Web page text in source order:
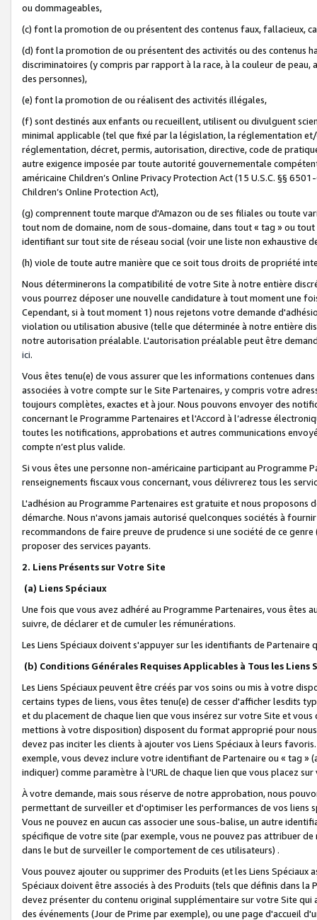
ou dommageables,
(c) font la promotion de ou présentent des contenus faux, fallacieux,
(d) font la promotion de ou présentent des activités ou des contenus
discriminatoires (y compris par rapport à la race, à la couleur de
des personnes),
(e) font la promotion de ou réalisent des activités illégales,
(f) sont destinés aux enfants ou recueillent, utilisent ou divulguent
minimal applicable (tel que fixé par la législation, la réglementation
réglementation, décret, permis, autorisation, directive, code de
autre exigence imposée par toute autorité gouvernementale
américaine Children’s Online Privacy Protection Act (15 U.S.C. §§
Children’s Online Protection Act),
(g) comprennent toute marque d'Amazon ou de ses filiales ou toute
tout nom de domaine, nom de sous-domaine, dans tout « tag » ou
identifiant sur tout site de réseau social (voir une liste non exhaustive
(h) viole de toute autre manière que ce soit tous droits de propriété
Nous déterminerons la compatibilité de votre Site à notre entière
vous pourrez déposer une nouvelle candidature à tout moment une
Cependant, si à tout moment 1) nous rejetons votre demande
violation ou utilisation abusive (telle que déterminée à notre entière
notre autorisation préalable. L'autorisation préalable peut être
ici.
Vous êtes tenu(e) de vous assurer que les informations contenues
associées à votre compte sur le Site Partenaires, y compris votre
toujours complètes, exactes et à jour. Nous pouvons envoyer des
concernant le Programme Partenaires et l'Accord à l’adresse
toutes les notifications, approbations et autres communications
compte n’est plus valide.
Si vous êtes une personne non-américaine participant au
renseignements fiscaux vous concernant, vous délivrerez tous les
L'adhésion au Programme Partenaires est gratuite et nous proposons
démarche. Nous n'avons jamais autorisé quelconques sociétés à
recommandons de faire preuve de prudence si une société de ce
proposer des services payants.
2. Liens Présents sur Votre Site
(a) Liens Spéciaux
Une fois que vous avez adhéré au Programme Partenaires, vous êtes
suivre, de déclarer et de cumuler les rémunérations.
Les Liens Spéciaux doivent s'appuyer sur les identifiants de Partenaire
(b) Conditions Générales Requises Applicables à Tous les Liens
Les Liens Spéciaux peuvent être créés par vos soins ou mis à votre
certains types de liens, vous êtes tenu(e) de cesser d'afficher lesdits
et du placement de chaque lien que vous insérez sur votre Site et
mettions à votre disposition) disposent du format approprié pour
devez pas inciter les clients à ajouter vos Liens Spéciaux à leurs
exemple, vous devez inclure votre identifiant de Partenaire ou « tag
indiquer) comme paramètre à l'URL de chaque lien que vous placez
À votre demande, mais sous réserve de notre approbation, nous
permettant de surveiller et d'optimiser les performances de vos liens
Vous ne pouvez en aucun cas associer une sous-balise, un autre
spécifique de votre site (par exemple, vous ne pouvez pas attribuer
dans le but de surveiller le comportement de ces utilisateurs) .
Vous pouvez ajouter ou supprimer des Produits (et les Liens
Spéciaux doivent être associés à des Produits (tels que définis dans
devez présenter du contenu original supplémentaire sur votre Site qui
des événements (Jour de Prime par exemple), ou une page d'accueil